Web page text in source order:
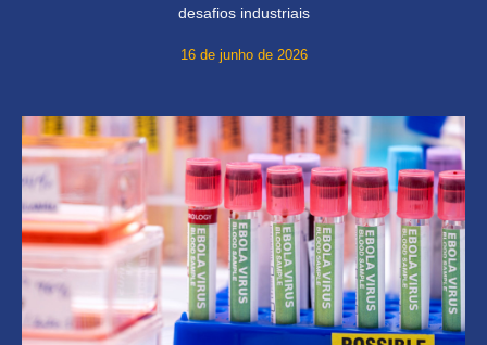
desafios industriais
16 de junho de 2026